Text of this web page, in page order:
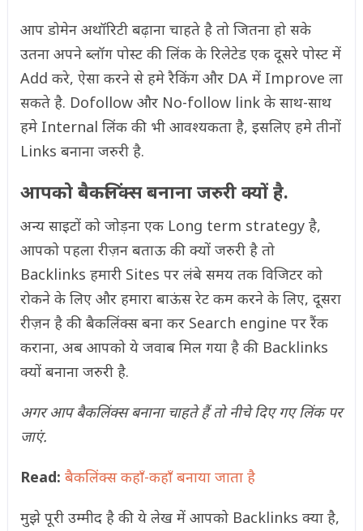
आप डोमेन अथॉरिटी बढ़ाना चाहते है तो जितना हो सके
उतना अपने ब्लॉग पोस्ट की लिंक के रिलेटेड एक दूसरे पोस्ट में
Add करे, ऐसा करने से हमे रैकिंग और DA में Improve ला
सकते है. Dofollow और No-follow link के साथ-साथ
हमे Internal लिंक की भी आवश्यकता है, इसलिए हमे तीनों
Links बनाना जरुरी है.
आपको बैकलिंक्स बनाना जरुरी क्यों है.
अन्य साइटों को जोड़ना एक Long term strategy है,
आपको पहला रीज़न बताऊ की क्यों जरुरी है तो
Backlinks हमारी Sites पर लंबे समय तक विजिटर को
रोकने के लिए और हमारा बाऊंस रेट कम करने के लिए, दूसरा
रीज़न है की बैकलिंक्स बना कर Search engine पर रैंक
कराना, अब आपको ये जवाब मिल गया है की Backlinks
क्यों बनाना जरुरी है.
अगर आप बैकलिंक्स बनाना चाहते हैं तो नीचे दिए गए लिंक पर
जाएं.
Read: बैकलिंक्स कहाँ-कहाँ बनाया जाता है
मुझे पूरी उम्मीद है की ये लेख में आपको Backlinks क्या है,